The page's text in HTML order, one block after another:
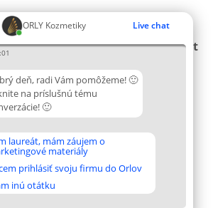
ORLY Kozmetiky Live chat
deň, radi Vám pomôžeme! 🙂
na príslušnú tému
🙂
laureát, mám záujem o
materiály
prihlásiť svoju firmu do Orlov
inú otátku
sp. k.
22
50-079
400
Hodnotenie
Lista
wszystkich
Podmienky
podmienky
Zásady
ochrany
údajov
Kontakt